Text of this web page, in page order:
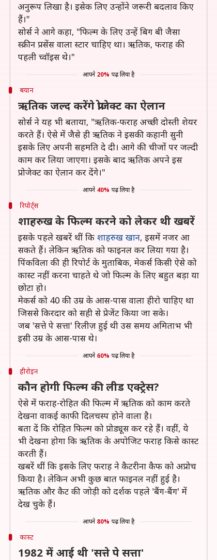
अनुरूप लिखा है। इसेक लिए उन्होंने जरूरी बदलाव किए
हैं।"
सोर्स ने आगे कहा, "फिल्म के लिए उन्हें बिग बी जैसा
स्क्रीन प्रसेंस वाला स्टार चाहिए था। ऋतिक, फराह की
पहली च्वॉइस थे।"
आपने 20% पढ़ लिया है
बयान
ऋतिक जल्द करेंगे प्रोजेक्ट का ऐलान
सोर्स ने यह भी बताया, "ऋतिक-फराह अच्छी दोस्ती शेयर
करते हैं। ऐसे में जैसे ही ऋतिक ने इसकी कहानी सुनी
इसके लिए अपनी सहमति दे दी। आगे की चीजों पर जल्दी
काम कर लिया जाएगा। इसके बाद ऋतिक अपने इस
प्रोजेक्ट का ऐलान कर देंगे।"
आपने 40% पढ़ लिया है
रिपोर्ट्स
शाहरुख के फिल्म करने को लेकर थी खबरें
इसके पहले खबरें थीं कि शाहरुख खान, इसमें नजर आ
सकते हैं। लेकिन ऋतिक को फाइनल कर लिया गया है।
पिंकविला की ही रिपोर्ट के मुताबिक, मेकर्स किसी ऐसे को
कास्ट नहीं करना चाहते थे जो फिल्म के लिए बहुत बड़ा या
छोटा हो।
मेकर्स को 40 की उम्र के आस-पास वाला हीरो चाहिए था
जिससे किरदार को सही से प्रेजेंट किया जा सके।
जब 'सत्ते पे सत्ता' रिलीज़ हुई थी उस समय अमिताभ भी
इसी उम्र के आस-पास थे।
आपने 60% पढ़ लिया है
हीरोइन
कौन होगी फिल्म की लीड एक्ट्रेस?
ऐसे में फराह-रोहित की फिल्म में ऋतिक को काम करते
देखना वाकई काफी दिलचस्प होने वाला है।
बता दें कि रोहित फिल्म को प्रोड्यूस कर रहे हैं। वहीं, ये
भी देखना होगा कि ऋतिक के अपोजिट फराह किसे कास्ट
करती हैं।
खबरें थीं कि इसके लिए फराह ने कैटरीना कैफ को अप्रोच
किया है। लेकिन अभी कुछ बात फाइनल नहीं हुई है।
ऋतिक और कैट की जोड़ी को दर्शक पहले 'बैंग-बैंग' में
देख चुके हैं।
आपने 80% पढ़ लिया है
कास्ट
1982 में आई थी 'सत्ते पे सत्ता'